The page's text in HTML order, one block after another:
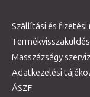
Szállítási és fizetési
Masszázságy szerviz
Adatkezelési
ÁSZF